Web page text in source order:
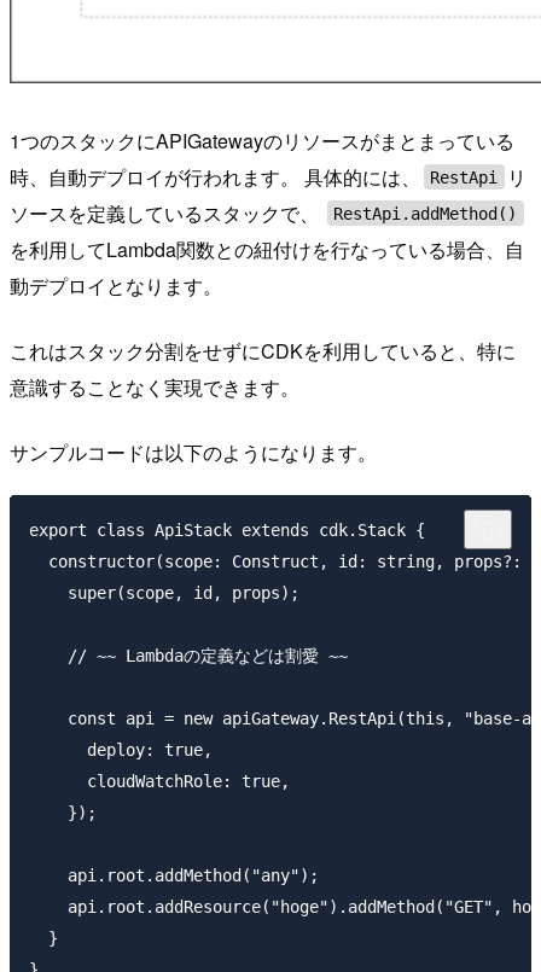
1つのスタックにAPIGatewayのリソースがまとまっている
時、自動デプロイが行われます。 具体的には、
RestApi
リ
ソースを定義しているスタックで、
RestApi.addMethod()
を利用してLambda関数との紐付けを行なっている場合、自
動デプロイとなります。
これはスタック分割をせずにCDKを利用していると、特に
意識することなく実現できます。
サンプルコードは以下のようになります。
export class ApiStack extends cdk.Stack {
constructor(scope: Construct, id: string, props?:
    super(scope, id, props);
    // ~~ Lambdaの定義などは割愛 ~~
const api = new apiGateway.RestApi(this, "base-
      deploy: true,
      cloudWatchRole: true,
    });
    api.root.addMethod("any");
api.root.addResource("hoge").addMethod("GET",
  }